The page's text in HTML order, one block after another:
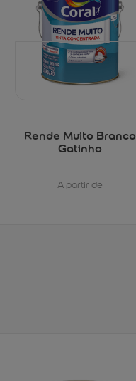
Rende Muito Branco
Gatinho
A partir de